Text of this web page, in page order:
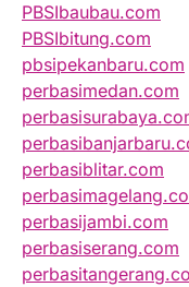
PBSIbaubau.com
PBSIbitung.com
pbsipekanbaru.com
perbasimedan.com
perbasiblitar.com
perbasijambi.com
perbasiserang.com